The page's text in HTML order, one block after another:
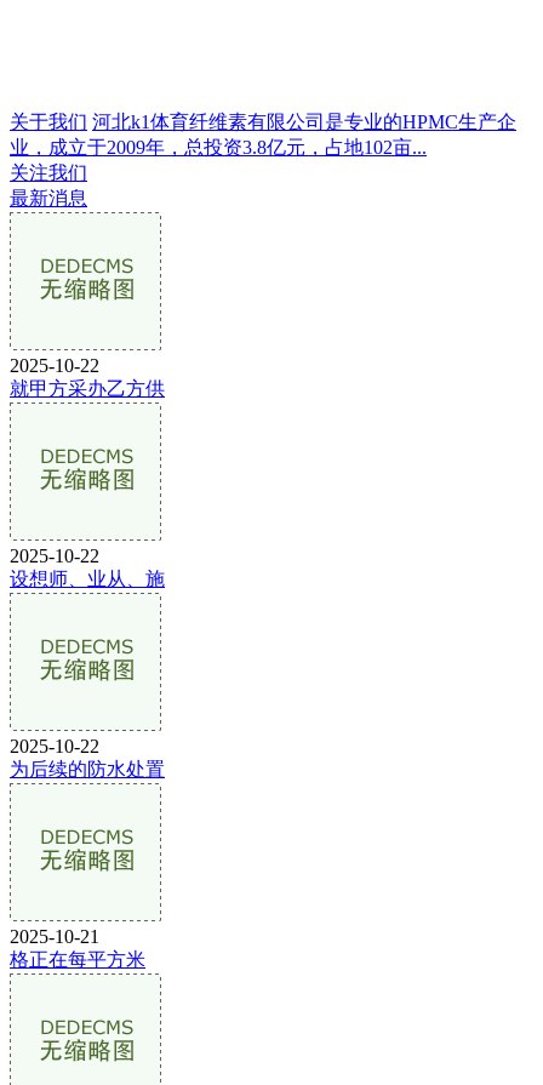
关于我们 河北k1体育纤维素有限公司是专业的HPMC生产企
业，成立于2009年，总投资3.8亿元，占地102亩...
关注我们
最新消息
2025-10-22
就甲方采办乙方供
2025-10-22
设想师、业从、施
2025-10-22
为后续的防水处置
2025-10-21
格正在每平方米